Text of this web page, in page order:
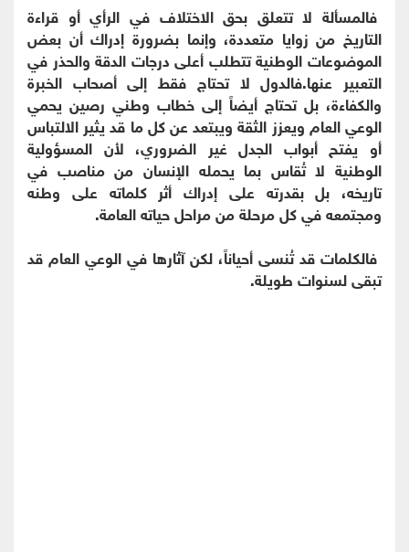
فالمسألة لا تتعلق بحق الاختلاف في الرأي أو قراءة
التاريخ من زوايا متعددة، وإنما بضرورة إدراك أن بعض
الموضوعات الوطنية تتطلب أعلى درجات الدقة والحذر في
التعبير عنها.فالدول لا تحتاج فقط إلى أصحاب الخبرة
والكفاءة، بل تحتاج أيضاً إلى خطاب وطني رصين يحمي
الوعي العام ويعزز الثقة ويبتعد عن كل ما قد يثير الالتباس
أو يفتح أبواب الجدل غير الضروري، لأن المسؤولية
الوطنية لا تُقاس بما يحمله الإنسان من مناصب في
تاريخه، بل بقدرته على إدراك أثر كلماته على وطنه
ومجتمعه في كل مرحلة من مراحل حياته العامة.
فالكلمات قد تُنسى أحياناً، لكن آثارها في الوعي العام قد
تبقى لسنوات طويلة.